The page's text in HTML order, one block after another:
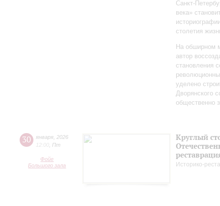
века»
столетия
На обширном
автор
становления
уделено
Дворянского
общественно
30 января 2026
Пт
Фойе
Большого зала
Круглый
Историко-